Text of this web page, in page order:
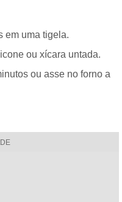
em uma tigela.
ou xícara untada.
ou asse no forno a